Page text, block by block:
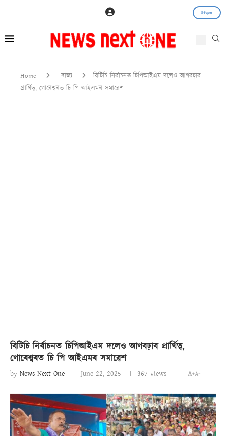
E-Paper
Home ৰাজ্য
বিটিচি নিৰ্বাচনত চিপিআইএম দলেও আগবঢ়াব
প্ৰাৰ্থিত্ব, গোৰেশ্বৰত চি পি আইএমৰ সমাৱেশ
বিটিচি নিৰ্বাচনত চিপিআইএম দলেও আগবঢ়াব প্ৰাৰ্থিত্ব,
গোৰেশ্বৰত চি পি আইএমৰ সমাৱেশ
by News Next One June 22, 2025 367 views A+A-